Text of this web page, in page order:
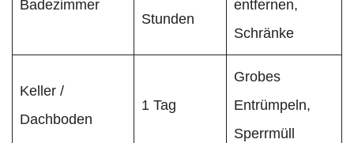
Badezimmer
Stunden
entfernen,
Schränke
Keller /
Dachboden
1 Tag
Grobes
Entrümpeln,
Sperrmüll